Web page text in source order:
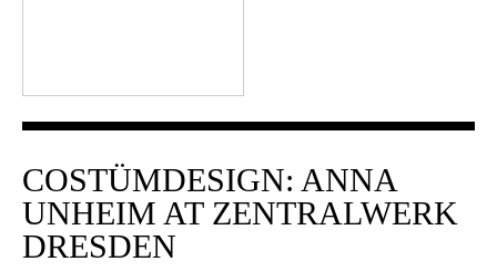
COSTÜMDESIGN: ANNA
UNHEIM AT ZENTRALWERK
DRESDEN